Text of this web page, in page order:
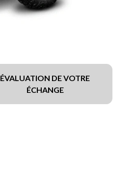
ÉVALUATION DE VOTRE
ÉCHANGE